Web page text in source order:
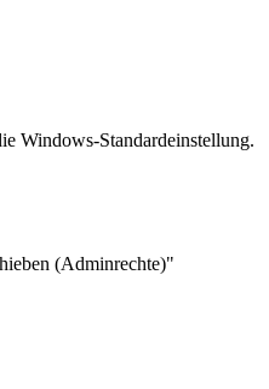
Windows-Standardeinstellung.
(Adminrechte)"